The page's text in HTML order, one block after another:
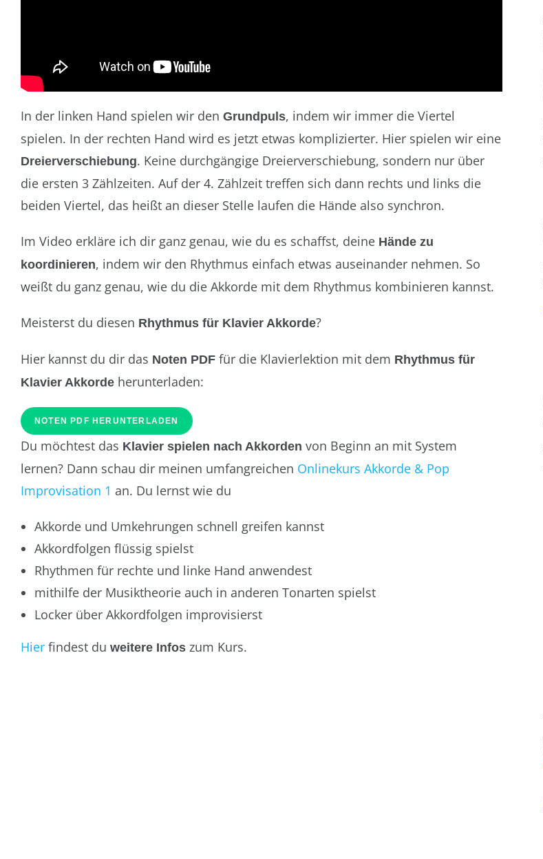
In der linken Hand spielen wir den Grundpuls, indem wir immer die Viertel
spielen. In der rechten Hand wird es jetzt etwas komplizierter. Hier spielen wir eine
Dreierverschiebung. Keine durchgängige Dreierverschiebung, sondern nur über
die ersten 3 Zählzeiten. Auf der 4. Zählzeit treffen sich dann rechts und links die
beiden Viertel, das heißt an dieser Stelle laufen die Hände also synchron.
Im Video erkläre ich dir ganz genau, wie du es schaffst, deine Hände zu
koordinieren, indem wir den Rhythmus einfach etwas auseinander nehmen. So
weißt du ganz genau, wie du die Akkorde mit dem Rhythmus kombinieren kannst.
Meisterst du diesen Rhythmus für Klavier Akkorde?
Hier kannst du dir das Noten PDF für die Klavierlektion mit dem Rhythmus für
Klavier Akkorde herunterladen:
NOTEN PDF HERUNTERLADEN
Du möchtest das Klavier spielen nach Akkorden von Beginn an mit System
lernen? Dann schau dir meinen umfangreichen Onlinekurs Akkorde & Pop
Improvisation 1 an. Du lernst wie du
Akkorde und Umkehrungen schnell greifen kannst
Akkordfolgen flüssig spielst
Rhythmen für rechte und linke Hand anwendest
mithilfe der Musiktheorie auch in anderen Tonarten spielst
Locker über Akkordfolgen improvisierst
Hier findest du weitere Infos zum Kurs.